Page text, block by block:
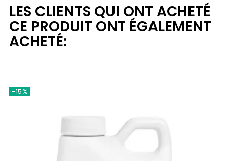
LES CLIENTS QUI ONT ACHETÉ
CE PRODUIT ONT ÉGALEMENT
ACHETÉ:
-15%